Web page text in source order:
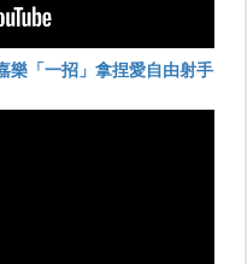
樂「一招」拿捏愛自由射手